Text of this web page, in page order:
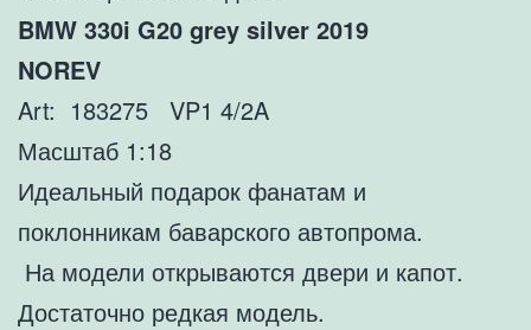
BMW 330i G20 grey silver 2019
NOREV
Art: 183275 VP1 4/2A
Масштаб 1:18
Идеальный подарок фанатам и
поклонникам баварского автопрома.
На модели открываются двери и капот.
Достаточно редкая модель.